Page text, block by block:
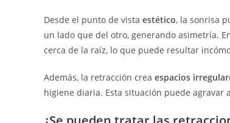
Desde el punto de vista estético, la sonrisa
un lado que del otro, generando asimetría.
cerca de la raíz, lo que puede resultar
Además, la retracción crea espacios
higiene diaria. Esta situación puede